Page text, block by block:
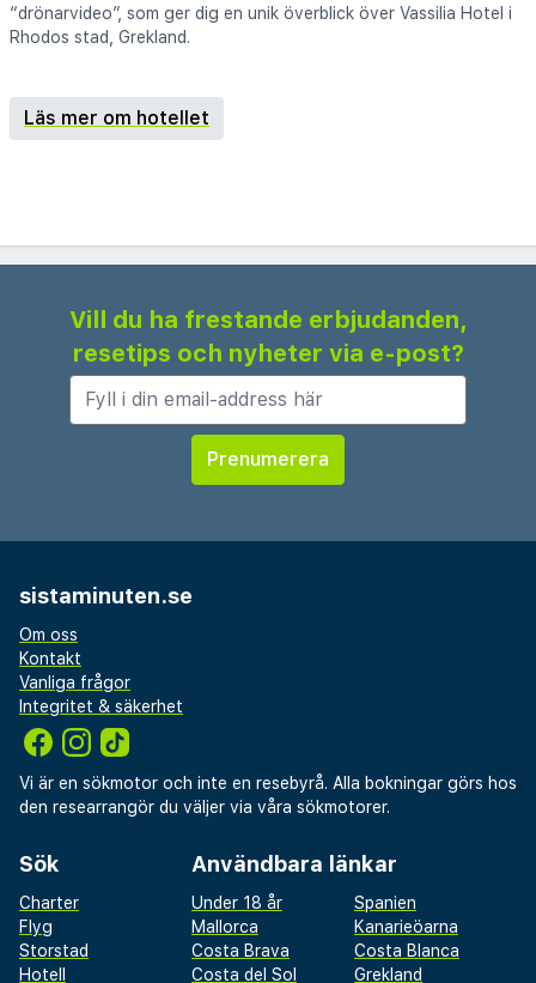
“drönarvideo”, som ger dig en unik överblick över Vassilia Hotel i
Rhodos stad, Grekland.
Läs mer om hotellet
Vill du ha frestande erbjudanden,
resetips och nyheter via e-post?
sistaminuten.se
Om oss
Kontakt
Vanliga frågor
Integritet & säkerhet
Vi är en sökmotor och inte en resebyrå. Alla bokningar görs hos
den researrangör du väljer via våra sökmotorer.
Sök
Charter
Flyg
Storstad
Hotell
Användbara länkar
Under 18 år
Spanien
Mallorca
Kanarieöarna
Costa Brava
Costa Blanca
Costa del Sol
Grekland